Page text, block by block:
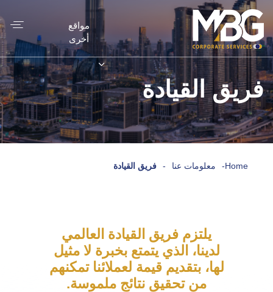
مواقع
أخرى
فريق القيادة
Home
- معلومات عنا - فريق القيادة
يلتزم فريق القيادة العالمي
لدينا، الذي يتمتع بخبرة لا مثيل
لها، بتقديم قيمة لعملائنا تمكنهم
من تحقيق نتائج ملموسة.